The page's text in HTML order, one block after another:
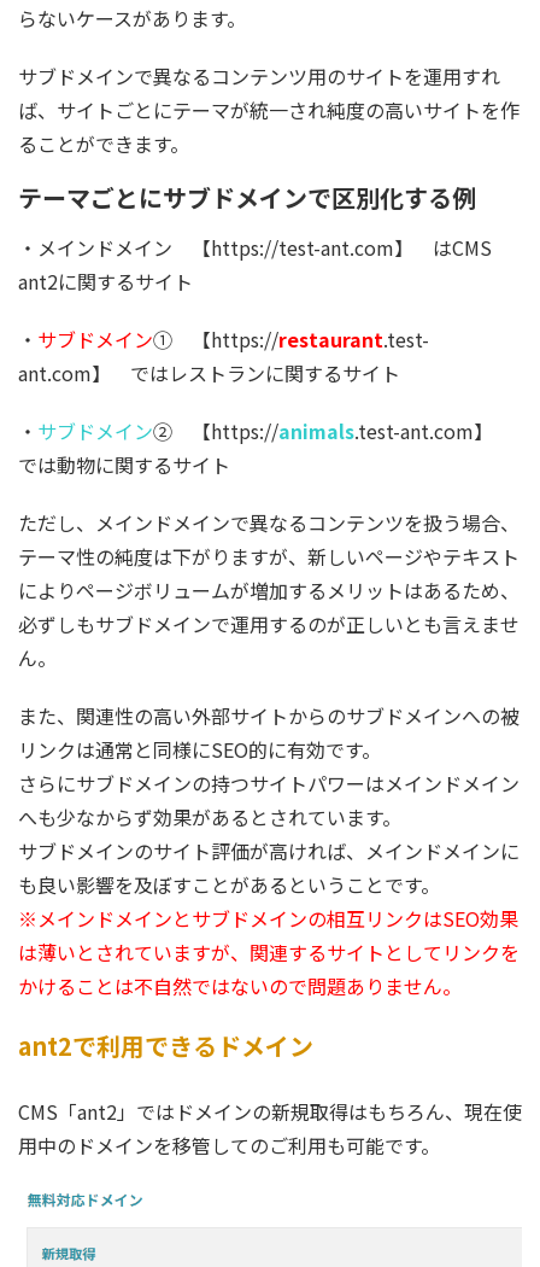
らないケースがあります。
サブドメインで異なるコンテンツ用のサイトを運用すれ
ば、サイトごとにテーマが統一され純度の高いサイトを作
ることができます。
テーマごとにサブドメインで区別化する例
・メインドメイン 【https://test-ant.com】 はCMS
ant2に関するサイト
・ サブドメイン① 【https://restaurant.test-
ant.com】 ではレストランに関するサイト
・ サブドメイン② 【https://animals.test-ant.com】
では動物に関するサイト
ただし、メインドメインで異なるコンテンツを扱う場合、
テーマ性の純度は下がりますが、新しいページやテキスト
によりページボリュームが増加するメリットはあるため、
必ずしもサブドメインで運用するのが正しいとも言えませ
ん。
また、関連性の高い外部サイトからのサブドメインへの被
リンクは通常と同様にSEO的に有効です。
さらにサブドメインの持つサイトパワーはメインドメイン
へも少なからず効果があるとされています。
サブドメインのサイト評価が高ければ、メインドメインに
も良い影響を及ぼすことがあるということです。
※メインドメインとサブドメインの相互リンクはSEO効果
は薄いとされていますが、関連するサイトとしてリンクを
かけることは不自然ではないので問題ありません。
ant2で利用できるドメイン
CMS「ant2」ではドメインの新規取得はもちろん、現在使
用中のドメインを移管してのご利用も可能です。